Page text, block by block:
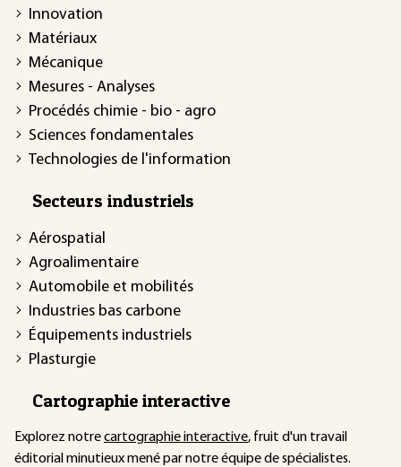
Innovation
Matériaux
Mécanique
Mesures - Analyses
Procédés chimie - bio - agro
Sciences fondamentales
Technologies de l'information
Secteurs industriels
Aérospatial
Agroalimentaire
Automobile et mobilités
Industries bas carbone
Équipements industriels
Plasturgie
Cartographie interactive
Explorez notrecartographie interactive, fruit d'un travail
éditorial minutieux mené par notre équipe de spécialistes.